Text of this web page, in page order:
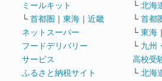
ミールキット
└ 首都圏 ｜ 東海 ｜ 近畿
ネットスーパー
フードデリバリー
サービス
ふるさと納税サイト
└ 北海
└ 首都
└ 東海 ｜
└ 九州
高校受
└ 北海